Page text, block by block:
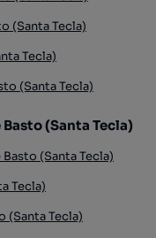
(Santa Tecla)
Tecla)
(Santa Tecla)
(Santa Tecla)
(Santa Tecla)
Tecla)
(Santa Tecla)